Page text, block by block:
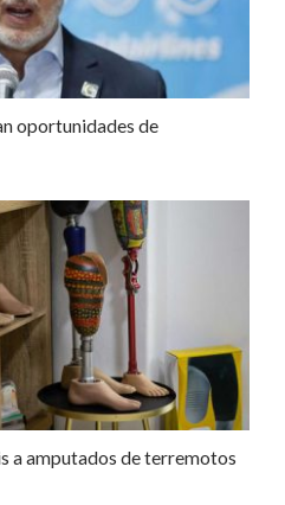
oportunidades de
a amputados de terremotos